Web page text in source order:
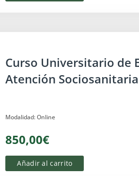
Curso Universitario de
Atención
Modalidad: Online
850,00€
Añadir al carrito